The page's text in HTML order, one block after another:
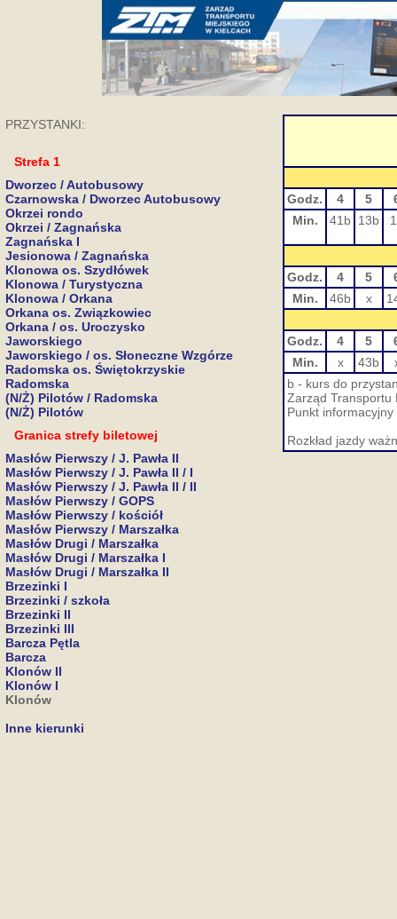
PRZYSTANKI:
Strefa 1
Dworzec / Autobusowy
Czarnowska / Dworzec Autobusowy
Okrzei rondo
Okrzei / Zagnańska
Zagnańska I
Jesionowa / Zagnańska
Klonowa os. Szydłówek
Klonowa / Turystyczna
Klonowa / Orkana
Orkana os. Związkowiec
Orkana / os. Uroczysko
Jaworskiego
Jaworskiego / os. Słoneczne Wzgórze
Radomska os. Świętokrzyskie
Radomska
(N/Ż) Pilotów / Radomska
(N/Ż) Pilotów
Granica strefy biletowej
Masłów Pierwszy / J. Pawła II
Masłów Pierwszy / J. Pawła II / I
Masłów Pierwszy / J. Pawła II / II
Masłów Pierwszy / GOPS
Masłów Pierwszy / kościół
Masłów Pierwszy / Marszałka
Masłów Drugi / Marszałka
Masłów Drugi / Marszałka I
Masłów Drugi / Marszałka II
Brzezinki I
Brzezinki / szkoła
Brzezinki II
Brzezinki III
Barcza Pętla
Barcza
Klonów II
Klonów I
Klonów
Inne kierunki
Godz. 4 5
Min.
41b 13b
Godz. 4 5
Min.
46b x
Godz. 4 5
Min.
x 43b
b - kurs do
Zarząd Transportu
Punkt
Rozkład jazdy